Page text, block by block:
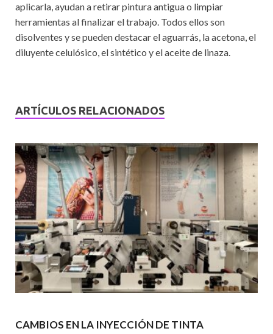
aplicarla, ayudan a retirar pintura antigua o limpiar
herramientas al finalizar el trabajo. Todos ellos son
disolventes y se pueden destacar el aguarrás, la acetona, el
diluyente celulósico, el sintético y el aceite de linaza.
ARTÍCULOS RELACIONADOS
CAMBIOS EN LA INYECCIÓN DE TINTA